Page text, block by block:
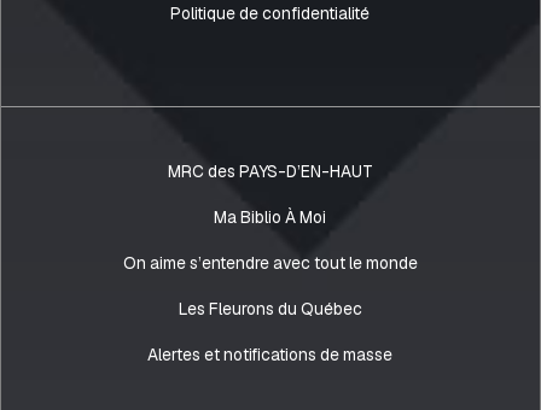
Politique de confidentialité
MRC des PAYS-D’EN-HAUT
Ma Biblio À Moi
On aime s’entendre avec tout le monde
Les Fleurons du Québec
Alertes et notifications de masse